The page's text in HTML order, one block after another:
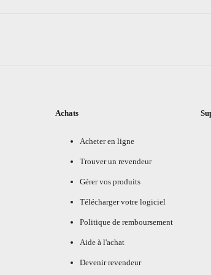
Achats
Acheter en ligne
Trouver un revendeur
Gérer vos produits
Télécharger votre logiciel
Politique de remboursement
Aide à l'achat
Devenir revendeur